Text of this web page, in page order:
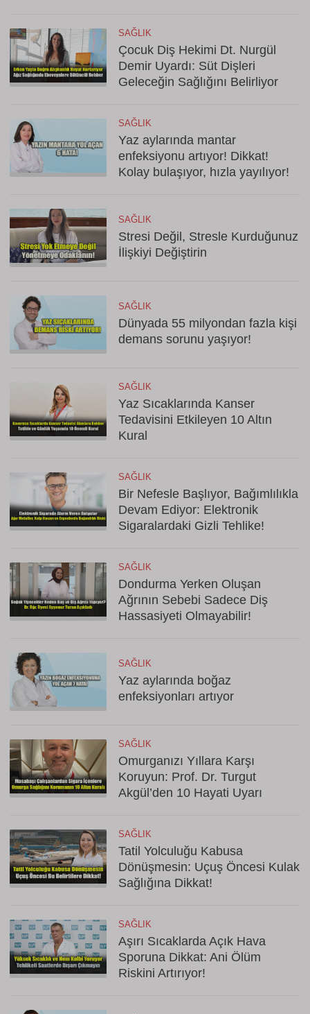
SAĞLIK
Çocuk Diş Hekimi Dt. Nurgül
Demir Uyardı: Süt Dişleri
Geleceğin Sağlığını Belirliyor
SAĞLIK
Yaz aylarında mantar
enfeksiyonu artıyor! Dikkat!
Kolay bulaşıyor, hızla yayılıyor!
SAĞLIK
Stresi Değil, Stresle Kurduğunuz
İlişkiyi Değiştirin
SAĞLIK
Dünyada 55 milyondan fazla kişi
demans sorunu yaşıyor!
SAĞLIK
Yaz Sıcaklarında Kanser
Tedavisini Etkileyen 10 Altın
Kural
SAĞLIK
Bir Nefesle Başlıyor, Bağımlılıkla
Devam Ediyor: Elektronik
Sigaralardaki Gizli Tehlike!
SAĞLIK
Dondurma Yerken Oluşan
Ağrının Sebebi Sadece Diş
Hassasiyeti Olmayabilir!
SAĞLIK
Yaz aylarında boğaz
enfeksiyonları artıyor
SAĞLIK
Omurganızı Yıllara Karşı
Koruyun: Prof. Dr. Turgut
Akgül’den 10 Hayati Uyarı
SAĞLIK
Tatil Yolculuğu Kabusa
Dönüşmesin: Uçuş Öncesi Kulak
Sağlığına Dikkat!
SAĞLIK
Aşırı Sıcaklarda Açık Hava
Sporuna Dikkat: Ani Ölüm
Riskini Artırıyor!